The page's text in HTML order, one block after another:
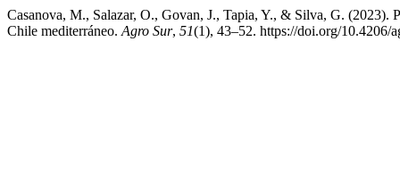
Casanova, M., Salazar, O., Govan, J., Tapia, Y., & Silva, G. (2023).
Chile mediterráneo. Agro Sur, 51(1), 43–52. https://doi.org/10.4206/